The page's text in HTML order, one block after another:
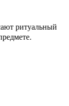
ритуальный